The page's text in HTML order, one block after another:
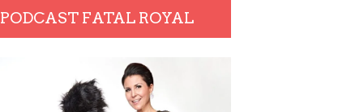
PODCAST FATAL ROYAL